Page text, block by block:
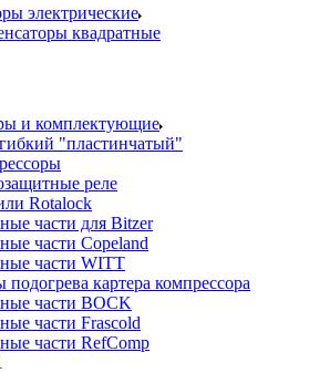
электрические
квадратные
и комплектующие
"пластинчатый"
реле
Rotalock
части для Bitzer
части Copeland
части WITT
картера компрессора
части BOCK
части Frascold
части RefComp